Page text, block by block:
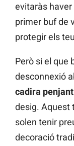
evitaràs
primer buf de
protegir els
Però si el que
desconnexió
cadira
desig. Aquest
solen tenir
decoració